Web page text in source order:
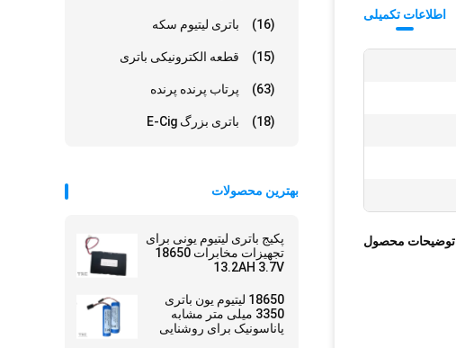
باتری لیتیوم سکه (16)
قطعه الکترونیکی باتری (15)
پرتاب پرنده پرنده (63)
باتری بزرگ E-Cig (18)
بهترین محصولات
پکیج باتری لیتیوم یونی برای
تجهیزات مخابرات 18650
13.2AH 3.7V
18650 لیتیوم یون باتری
3350 میلی متر مشابه
پاناسونیک برای روشنایی
اطلاعات تکمیلی
توضیحات محصول